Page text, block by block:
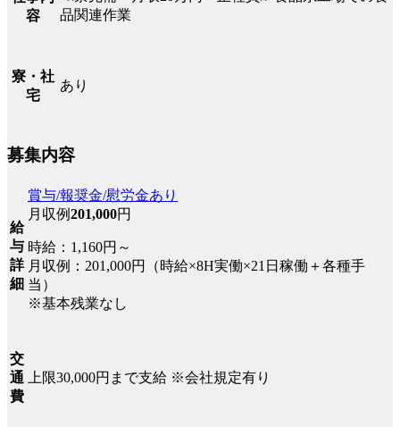
容
品関連作業
寮・社
宅
あり
募集内容
給
与
詳
細
賞与/報奨金/慰労金あり
月収例201,000円
時給：1,160円～
月収例：201,000円（時給×8H実働×21日稼働＋各種手
当）
※基本残業なし
交
通
費
上限30,000円まで支給 ※会社規定有り